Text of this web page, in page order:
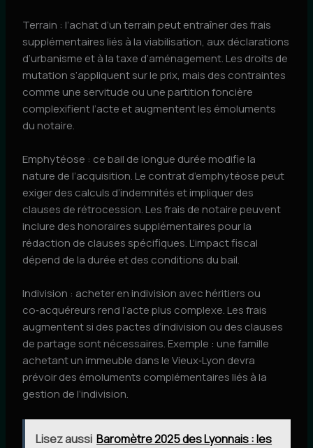
Terrain : l’achat d’un terrain peut entraîner des frais
supplémentaires liés à la viabilisation, aux déclarations
d’urbanisme et à la taxe d’aménagement. Les droits de
mutation s’appliquent sur le prix, mais des contraintes
comme une servitude ou une partition foncière
complexifient l’acte et augmentent les émoluments
du notaire.
Emphytéose : ce bail de longue durée modifie la
nature de l’acquisition. Le contrat d’emphytéose peut
exiger des calculs d’indemnités et impliquer des
clauses de rétrocession. Les frais de notaire peuvent
inclure des honoraires supplémentaires pour la
rédaction de clauses spécifiques. L’impact fiscal
dépend de la durée et des conditions du bail.
Indivision : acheter en indivision avec héritiers ou
co‑acquéreurs rend l’acte plus complexe. Les frais
augmentent si des pactes d’indivision ou des clauses
de partage sont nécessaires. Exemple : une famille
achetant un immeuble dans le Vieux‑Lyon devra
prévoir des émoluments complémentaires liés à la
gestion de l’indivision.
Lisez aussi Baromètre 2025 des Lyonnais : les